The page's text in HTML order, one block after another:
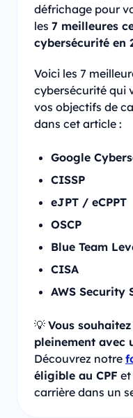
défrichage pour
les 7 meilleures
cybersécurité en
Voici les 7
cybersécurité qui
vos objectifs de
dans cet article :
Google
CISSP
eJPT / eCPPT
OSCP
Blue Team
CISA
AWS Security
💡 Vous
pleinement avec
Découvrez notre
éligible au CPF et
carrière dans un